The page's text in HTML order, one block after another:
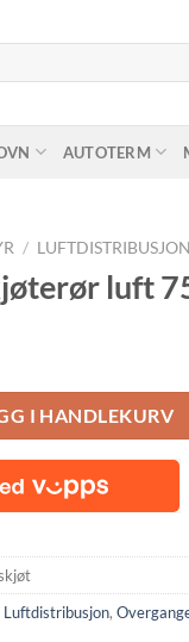
AUTOTERM
/ LUFTDISTRIBUSJON
luft
I HANDLEKURV
Luftdistribusjon,